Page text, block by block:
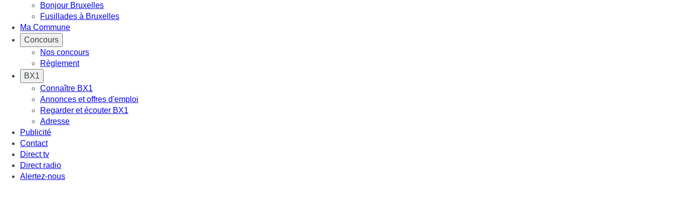
Bonjour Bruxelles
Fusillades à Bruxelles
Ma Commune
Concours
Nos concours
Règlement
BX1
Connaître BX1
Annonces et offres d'emploi
Regarder et écouter BX1
Adresse
Publicité
Contact
Direct tv
Direct radio
Alertez-nous